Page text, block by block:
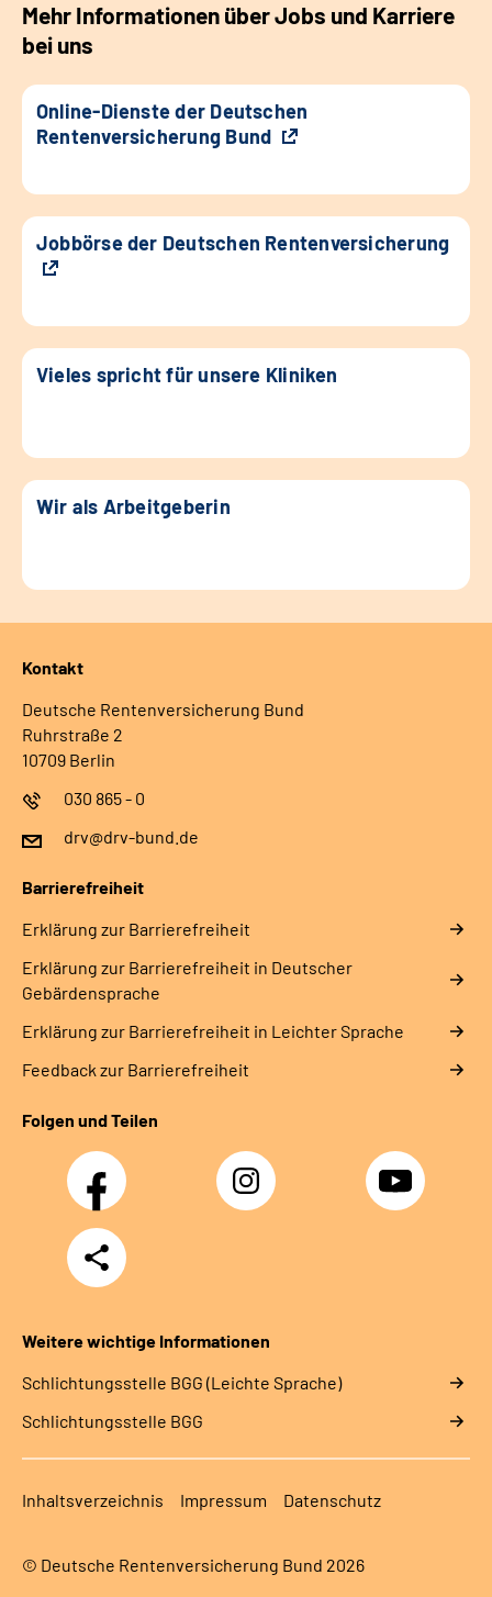
Mehr Informationen über Jobs und Karriere
bei uns
Online-Dienste der Deutschen
Rentenversicherung Bund
Jobbörse der Deutschen Rentenversicherung
Vieles spricht für unsere Kliniken
Wir als Arbeitgeberin
Kontakt
Deutsche Rentenversicherung Bund
Ruhrstraße 2
10709 Berlin
030 865 - 0
drv@drv-bund.de
Barrierefreiheit
Erklärung zur Barrierefreiheit
Erklärung zur Barrierefreiheit in Deutscher
Gebärdensprache
Erklärung zur Barrierefreiheit in Leichter Sprache
Feedback zur Barrierefreiheit
Folgen und Teilen
Facebook Instagram YouTube
Teilen
Weitere wichtige Informationen
Schlich­tungs­stel­le BGG (Leichte Sprache)
Schlich­tungs­stel­le BGG
Inhaltsverzeichnis Impressum Datenschutz
© Deutsche Rentenversicherung Bund 2026